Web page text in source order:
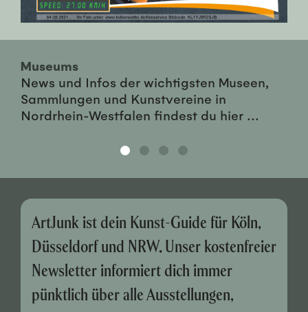
Museums
News und Infos der wichtigsten Museen,
Sammlungen und Kunstvereine in
Nordrhein-Westfalen findest du hier ...
ArtJunk ist dein Kunst-Guide für Köln,
Düsseldorf und NRW. Unser kostenfreier
Newsletter informiert dich immer
pünktlich über alle Ausstellungen,